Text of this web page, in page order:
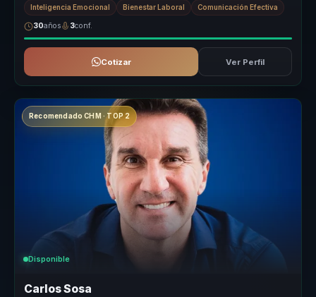
Inteligencia Emocional Bienestar Laboral Comunicación Efectiva
30años 3conf.
Cotizar Ver Perfil
Recomendado CHM · TOP 2
Disponible
Carlos Sosa